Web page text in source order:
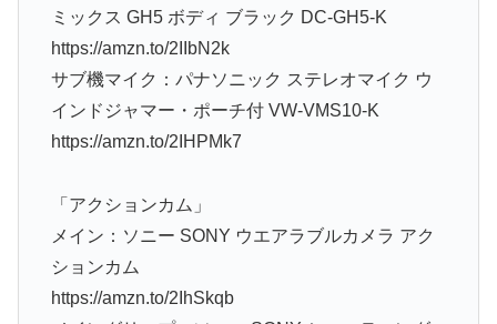
ミックス GH5 ボディ ブラック DC-GH5-K
https://amzn.to/2IIbN2k
サブ機マイク：パナソニック ステレオマイク ウ
インドジャマー・ポーチ付 VW-VMS10-K
https://amzn.to/2IHPMk7
「アクションカム」
メイン：ソニー SONY ウエアラブルカメラ アク
ションカム
https://amzn.to/2IhSkqb